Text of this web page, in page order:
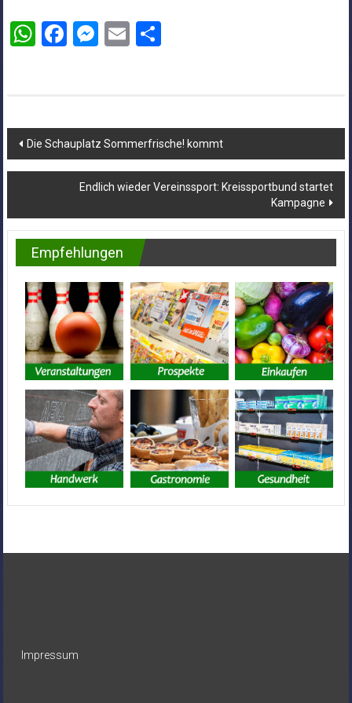
WhatsApp
Facebook
Messenger
EmailTeilen
Beitragsnavigation
Die Schauplatz Sommerfrische! kommt
Endlich wieder Vereinssport: Kreissportbund startet
Kampagne
Empfehlungen
Impressum